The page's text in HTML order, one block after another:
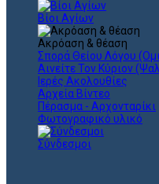
Βίοι Αγίων
Ακρόαση & θέαση
Σπορά Θείου Λόγου
Αινείτε Τον Κύριον
Ιερές Ακολουθίες
Αρχεία Βίντεο
Πέρασμα - Αρχονταρίκι
Φωτογραφικό υλικό
Σύνδεσμοι